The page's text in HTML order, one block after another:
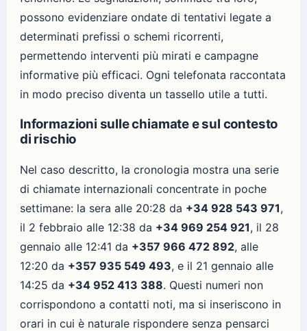
possono evidenziare ondate di tentativi legate a
determinati prefissi o schemi ricorrenti,
permettendo interventi più mirati e campagne
informative più efficaci. Ogni telefonata raccontata
in modo preciso diventa un tassello utile a tutti.
Informazioni sulle chiamate e sul contesto
di rischio
Nel caso descritto, la cronologia mostra una serie
di chiamate internazionali concentrate in poche
settimane: la sera alle 20:28 da +34 928 543 971,
il 2 febbraio alle 12:38 da +34 969 254 921, il 28
gennaio alle 12:41 da +357 966 472 892, alle
12:20 da +357 935 549 493, e il 21 gennaio alle
14:25 da +34 952 413 388. Questi numeri non
corrispondono a contatti noti, ma si inseriscono in
orari in cui è naturale rispondere senza pensarci